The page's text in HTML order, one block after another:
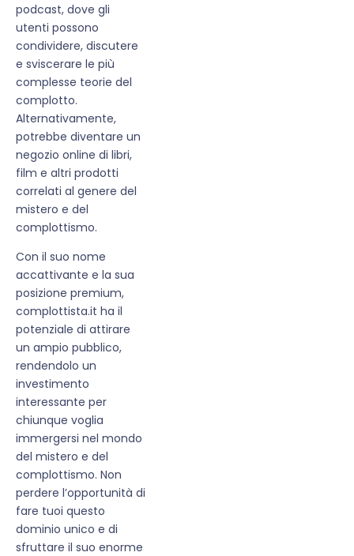
podcast, dove gli
utenti possono
condividere, discutere
e sviscerare le più
complesse teorie del
complotto.
Alternativamente,
potrebbe diventare un
negozio online di libri,
film e altri prodotti
correlati al genere del
mistero e del
complottismo.
Con il suo nome
accattivante e la sua
posizione premium,
complottista.it ha il
potenziale di attirare
un ampio pubblico,
rendendolo un
investimento
interessante per
chiunque voglia
immergersi nel mondo
del mistero e del
complottismo. Non
perdere l’opportunità di
fare tuoi questo
dominio unico e di
sfruttare il suo enorme